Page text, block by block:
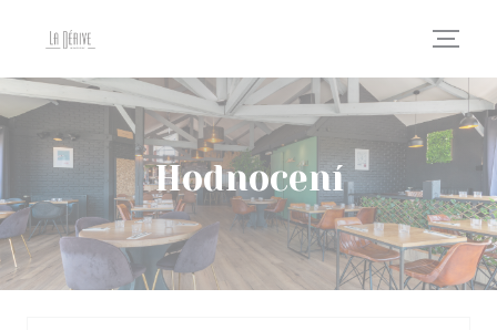
Hodnocení